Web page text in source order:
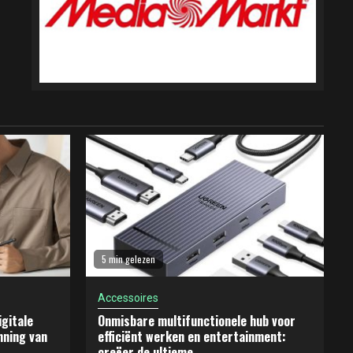
van
5 min gelezen
Accessoires
Onmisbare multifunctionele hub voor
efficiënt werken en entertainment: